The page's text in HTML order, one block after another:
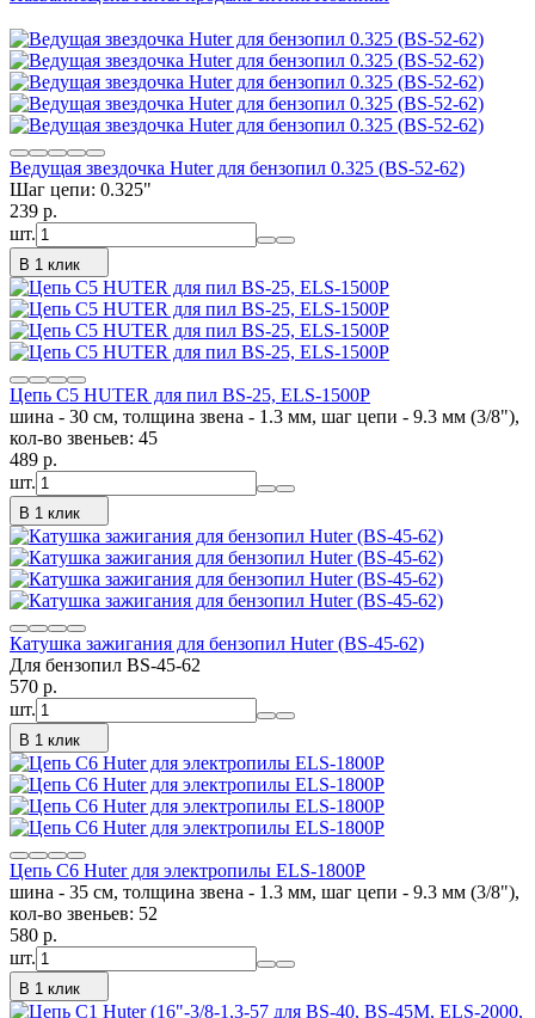
Ведущая звездочка Huter для бензопил 0.325 (BS-52-62)
Шаг цепи: 0.325"
239 p.
шт.
В 1 клик
Цепь C5 HUTER для пил BS-25, ELS-1500P
шина - 30 см, толщина звена - 1.3 мм, шаг цепи - 9.3 мм (3/8"),
кол-во звеньев: 45
489 p.
шт.
В 1 клик
Катушка зажигания для бензопил Huter (BS-45-62)
Для бензопил BS-45-62
570 p.
шт.
В 1 клик
Цепь C6 Huter для электропилы ELS-1800P
шина - 35 см, толщина звена - 1.3 мм, шаг цепи - 9.3 мм (3/8"),
кол-во звеньев: 52
580 p.
шт.
В 1 клик